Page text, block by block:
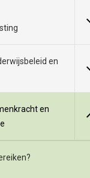
en
en